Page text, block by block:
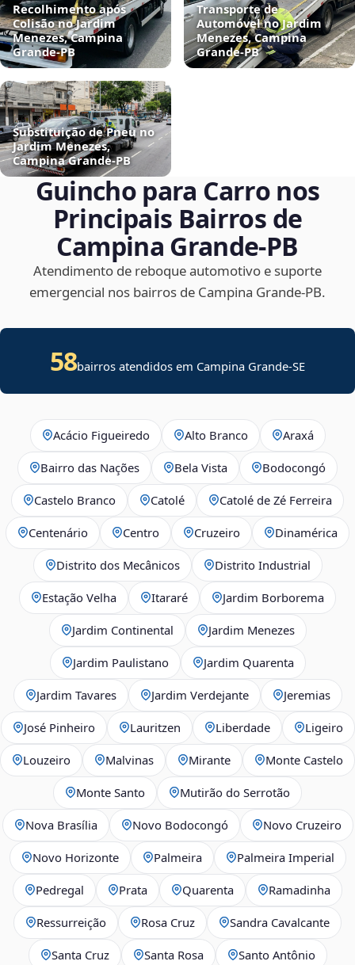
Recolhimento após
Colisão no Jardim
Menezes, Campina
Grande‑PB
Transporte de
Automóvel no Jardim
Menezes, Campina
Grande‑PB
Substituição de Pneu no
Jardim Menezes,
Campina Grande‑PB
Guincho para Carro nos
Principais Bairros de
Campina Grande‑PB
Atendimento de reboque automotivo e suporte
emergencial nos bairros de Campina Grande‑PB.
58bairros atendidos em Campina Grande-SE
Acácio Figueiredo Alto Branco Araxá
Bairro das Nações Bela Vista Bodocongó
Castelo Branco Catolé Catolé de Zé Ferreira
Centenário Centro Cruzeiro Dinamérica
Distrito dos Mecânicos Distrito Industrial
Estação Velha Itararé Jardim Borborema
Jardim Continental Jardim Menezes
Jardim Paulistano Jardim Quarenta
Jardim Tavares Jardim Verdejante Jeremias
José Pinheiro Lauritzen Liberdade Ligeiro
Louzeiro Malvinas Mirante Monte Castelo
Monte Santo Mutirão do Serrotão
Nova Brasília Novo Bodocongó Novo Cruzeiro
Novo Horizonte Palmeira Palmeira Imperial
Pedregal Prata Quarenta Ramadinha
Ressurreição Rosa Cruz Sandra Cavalcante
Santa Cruz Santa Rosa Santo Antônio